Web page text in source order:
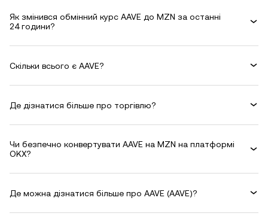
Як змінився обмінний курс AAVE до MZN за останні
24 години?
Скільки всього є AAVE?
Де дізнатися більше про торгівлю?
Чи безпечно конвертувати AAVE на MZN на платформі
OKX?
Де можна дізнатися більше про AAVE (AAVE)?